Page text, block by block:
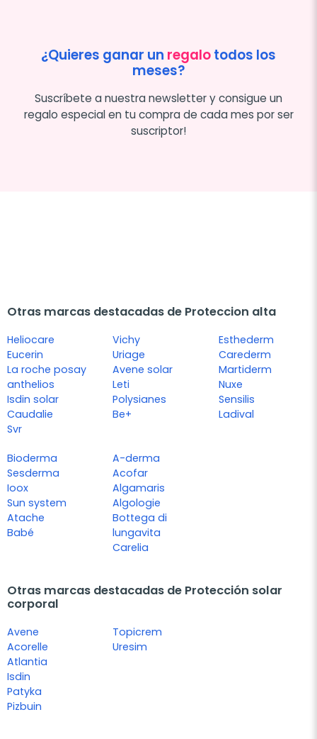
¿Quieres ganar un regalotodos los
meses?
Suscríbete a nuestra newsletter y consigue un
regalo especial en tu compra de cada mes por ser
suscriptor!
Otras marcas destacadas de Proteccion alta
Heliocare
Eucerin
La roche posay
anthelios
Isdin solar
Caudalie
Svr
Vichy
Uriage
Avene solar
Leti
Polysianes
Be+
Esthederm
Carederm
Martiderm
Nuxe
Sensilis
Ladival
Bioderma
Sesderma
Ioox
Sun system
Atache
Babé
A-derma
Acofar
Algamaris
Algologie
Bottega di
lungavita
Carelia
Otras marcas destacadas de Protección solar
corporal
Avene
Acorelle
Atlantia
Isdin
Patyka
Pizbuin
Topicrem
Uresim